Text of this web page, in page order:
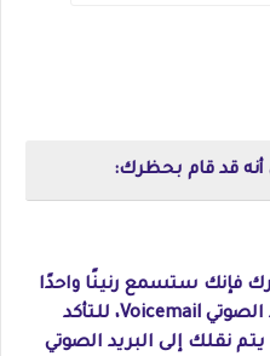
أنه قد قام بحظرك:
ستسمع رنينًا واحدًا
من ثم سيتم تحويلك إلى البريد الصوتي Voicemail، للتأكد
نقلك إلى البريد الصوتي